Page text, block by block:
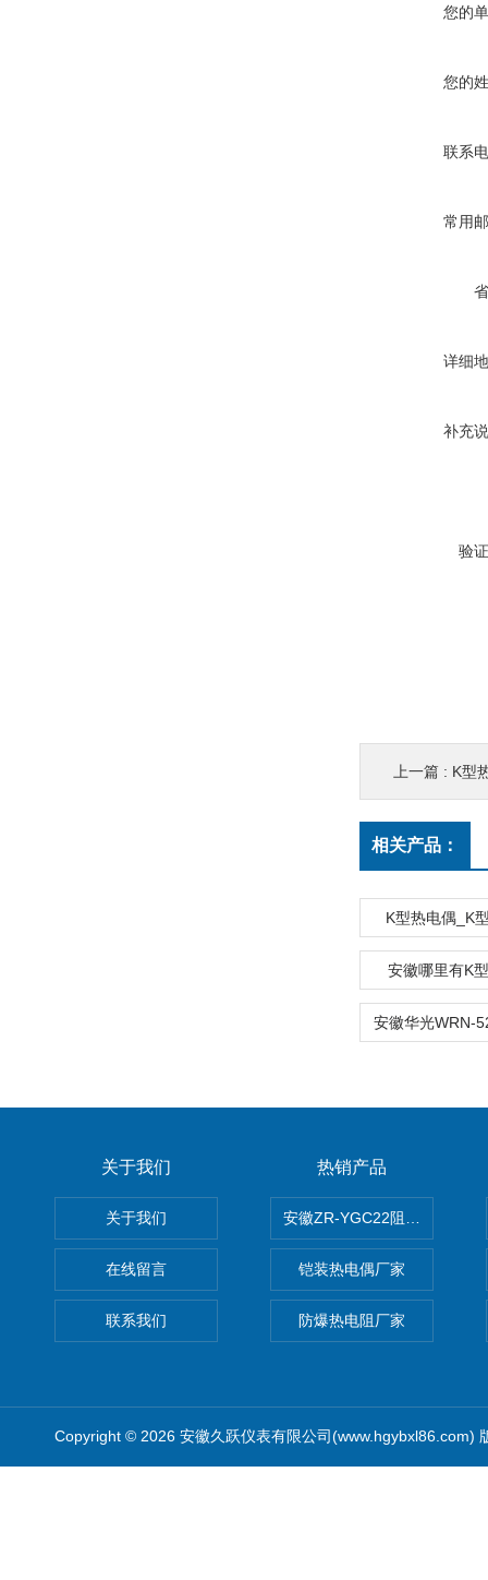
您的
您的
联系
常用
详细
补充
验
上一篇 : K型
相关产品：
K型热电偶_K
安徽哪里有K
关于我们
关于我们
在线留言
联系我们
热销产品
安徽ZR-YGC22阻燃硅橡胶电
铠装热电偶厂家
防爆热电阻厂家
Copyright © 2026 安徽久跃仪表有限公司(www.hgybxl86.com)